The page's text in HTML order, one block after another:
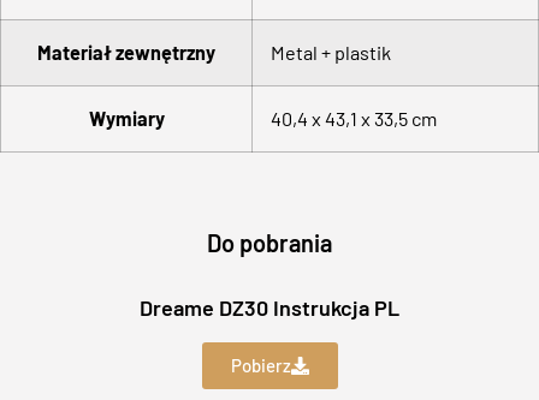
Materiał zewnętrzny Metal + plastik
Wymiary 40,4 x 43,1 x 33,5 cm
Do pobrania
Dreame DZ30 Instrukcja PL
Pobierz